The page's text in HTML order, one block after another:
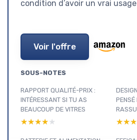
condition d’avoir un vrai
Voir l'offre
SOUS-NOTES
RAPPORT QUALITÉ-PRIX :
INTÉRESSANT SI TU AS
BEAUCOUP DE VITRES
★★★★★
★★★★★
PENSÉ